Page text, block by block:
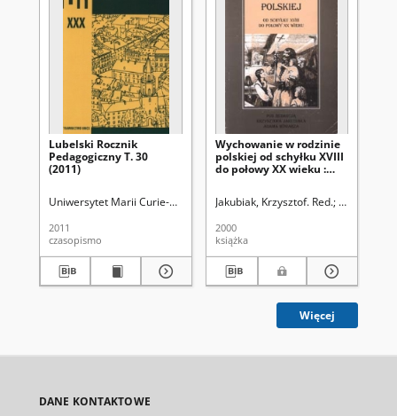
Lubelski Rocznik
Pedagogiczny T. 30
(2011)
Uniwersytet Marii Curie-Skłodowskiej (Lublin). Wydział Pedagogiki i
2011
czasopismo
Wychowanie w rodzinie
polskiej od schyłku XVIII
do połowy XX wieku :
Jakubiak, Krzysztof. Red. Winiarz,
2000
książka
Więcej
DANE KONTAKTOWE